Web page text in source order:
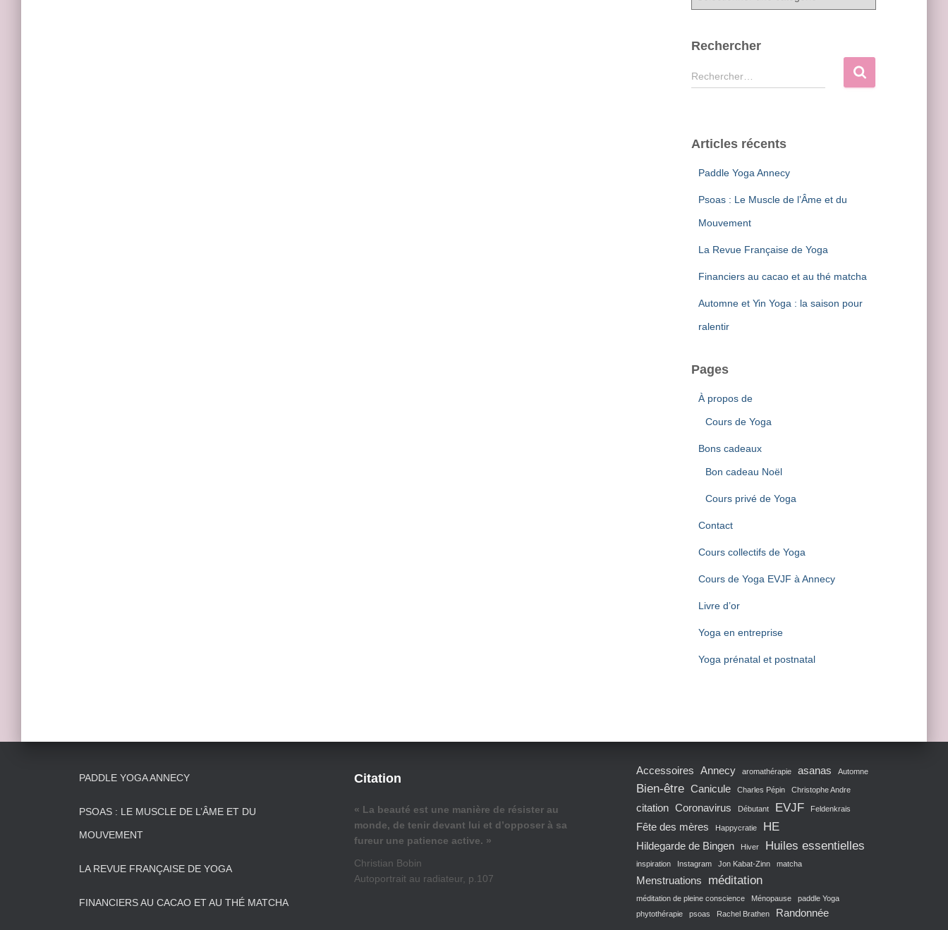
g
r
Rechercher
R
e
r
Rechercher…
Articles récents
Paddle Yoga Annecy
Psoas : Le Muscle de l’Âme et du
Mouvement
La Revue Française de Yoga
Financiers au cacao et au thé matcha
Automne et Yin Yoga : la saison pour
ralentir
Pages
À propos de
Cours de Yoga
Bons cadeaux
Bon cadeau Noël
Cours privé de Yoga
Contact
Cours collectifs de Yoga
Cours de Yoga EVJF à Annecy
Livre d’or
Yoga en entreprise
Yoga prénatal et postnatal
PADDLE YOGA ANNECY
PSOAS : LE MUSCLE DE L’ÂME ET DU
MOUVEMENT
LA REVUE FRANÇAISE DE YOGA
FINANCIERS AU CACAO ET AU THÉ MATCHA
Citation
« La beauté est une manière de résister au
monde, de tenir devant lui et d’opposer à sa
fureur une patience active. »
Christian Bobin
Autoportrait au radiateur, p.107
Accessoires Annecy aromathérapie asanas Automne
Bien-être Canicule Charles Pépin Christophe Andre
citation Coronavirus Débutant EVJF Feldenkrais
Fête des mères Happycratie HE
Hildegarde de Bingen Hiver Huiles essentielles
inspiration Instagram Jon Kabat-Zinn matcha
Menstruations méditation
méditation de pleine conscience Ménopause
paddle Yoga
phytothérapie
psoas Rachel Brathen Randonnée